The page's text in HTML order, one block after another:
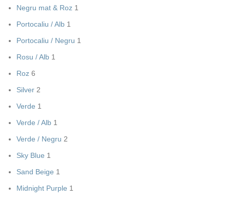
Negru mat & Roz 1
Portocaliu / Alb 1
Portocaliu / Negru 1
Rosu / Alb 1
Roz 6
Silver 2
Verde 1
Verde / Alb 1
Verde / Negru 2
Sky Blue 1
Sand Beige 1
Midnight Purple 1